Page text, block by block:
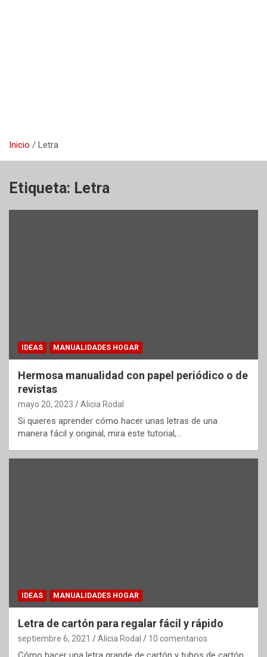
Inicio Letra
Etiqueta: Letra
IDEAS MANUALIDADES HOGAR
Hermosa manualidad con papel periódico o de
revistas
mayo 20, 2023 Alicia Rodal
Si quieres aprender cómo hacer unas letras de una
manera fácil y original, mira este tutorial,…
IDEAS MANUALIDADES HOGAR
Letra de cartón para regalar fácil y rápido
septiembre 6, 2021 Alicia Rodal 10 comentarios